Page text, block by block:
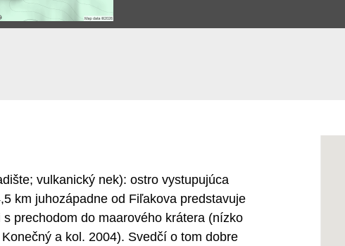
vulkanický nek): ostro vystupujúca
km juhozápadne od Fiľakova predstavuje
prechodom do maarového krátera (nízko
a kol. 2004). Svedčí o tom dobre